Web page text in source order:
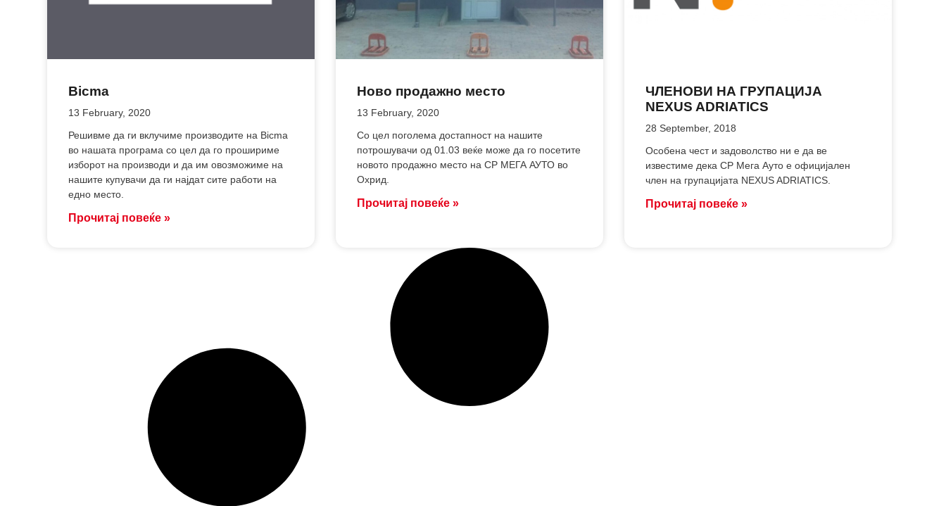
Bicma
13 February, 2020
Решивме да ги вклучиме производите на Bicma
во нашата програма со цел да го прошириме
изборот на производи и да им овозможиме на
нашите купувачи да ги најдат сите работи на
едно место.
Прочитај повеќе »
Ново продажно место
13 February, 2020
Со цел поголема достапност на нашите
потрошувачи од 01.03 веќе може да го посетите
новото продажно место на СР МЕГА АУТО во
Охрид.
Прочитај повеќе »
ЧЛЕНОВИ НА ГРУПАЦИЈА
NEXUS ADRIATICS
28 September, 2018
Особена чест и задоволство ни е да ве
известиме дека СР Мега Ауто е официјален
член на групацијата NEXUS ADRIATICS.
Прочитај повеќе »